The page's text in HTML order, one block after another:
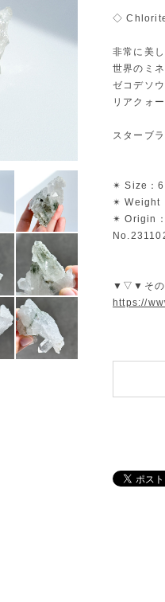
◇
非常に美
世界のミ
ゼコデソ
リアクォ
スターブ
✴︎ Size：
✴︎ Weight
✴︎ Origin
▼▽▼その
https://